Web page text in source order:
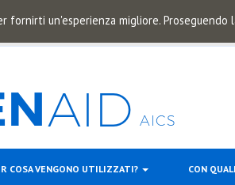
fornirti un'esperienza migliore.
COSA VENGONO UTILIZZATI? CON